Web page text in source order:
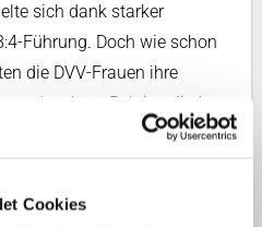
Cookies
sich dank starker
Führung. Doch wie schon
die DVV-Frauen ihre
und so kam Belgien direkt
Assen von Alsmeier und
glichen